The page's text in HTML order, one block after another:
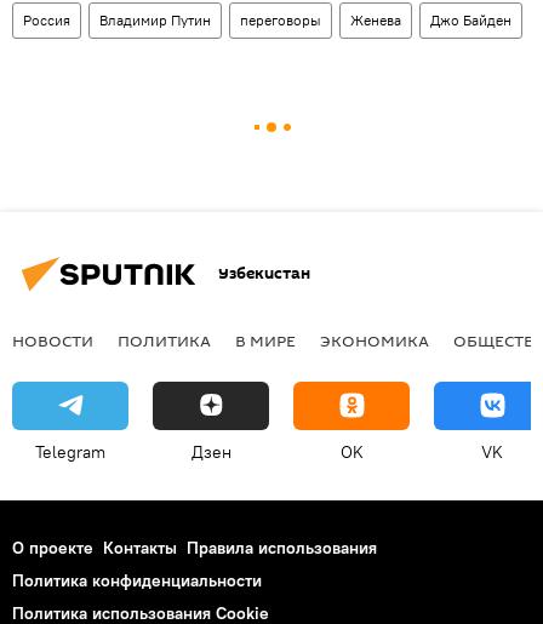
Россия Владимир Путин переговоры Женева Джо Байден
Узбекистан
НОВОСТИ ПОЛИТИКА В МИРЕ ЭКОНОМИКА
Telegram Дзен OK VK
О проекте Контакты Правила использования
Политика конфиденциальности
Политика использования Cookie